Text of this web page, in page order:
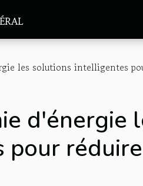
les solutions intelligentes
d'énergie